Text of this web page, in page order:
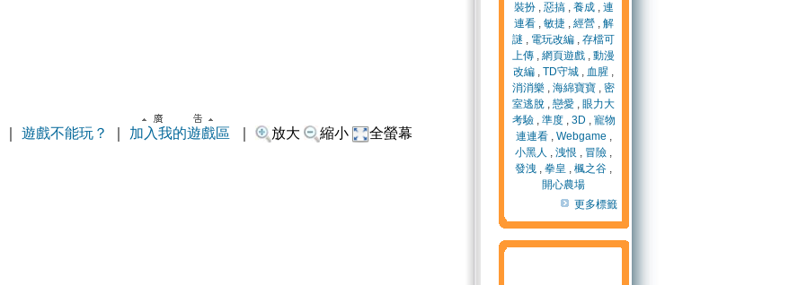
遊戲不能玩？ 加入我的遊戲區 放大 縮小 全螢幕
裝扮, 惡搞, 養成, 連
連看, 敏捷, 經營, 解
謎 , 電玩改編 , 存檔可
上傳 , 網頁遊戲 , 動漫
改編 , TD守城 , 血腥 ,
消消樂 , 海綿寶寶 , 密
室逃脫 , 戀愛 , 眼力大
考驗, 準度, 3D , 寵物
連連看, Webgame ,
小黑人 , 洩恨 , 冒險 ,
發洩 , 拳皇 , 楓之谷 ,
開心農場
更多標籤